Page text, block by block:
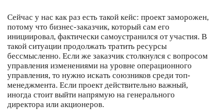
Сейчас у нас как раз есть такой кейс: проект заморожен,
потому что бизнес-заказчик, который сам его
инициировал, фактически самоустранился от участия. В
такой ситуации продолжать тратить ресурсы
бессмысленно. Если же заказчик столкнулся с вопросом
управления изменениями на уровне операционного
управления, то нужно искать союзников среди топ-
менеджмента. Если проект действительно важный,
иногда стоит выйти напрямую на генерального
директора или акционеров.